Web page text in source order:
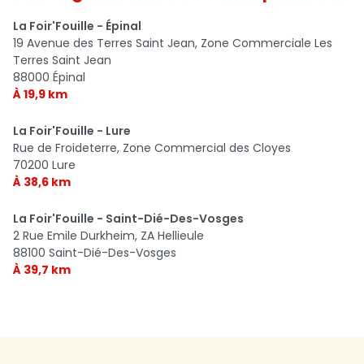
La Foir'Fouille - Épinal
19 Avenue des Terres Saint Jean, Zone Commerciale Les
Terres Saint Jean
88000 Épinal
À 19,9 km
La Foir'Fouille - Lure
Rue de Froideterre, Zone Commercial des Cloyes
70200 Lure
À 38,6 km
La Foir'Fouille - Saint-Dié-Des-Vosges
2 Rue Emile Durkheim, ZA Hellieule
88100 Saint-Dié-Des-Vosges
À 39,7 km